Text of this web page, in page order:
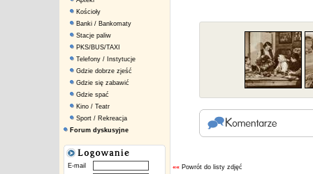
Kościoły
Banki / Bankomaty
Stacje paliw
PKS/BUS/TAXI
Telefony / Instytucje
Gdzie dobrze zjeść
Gdzie się zabawić
Gdzie spać
Kino / Teatr
Sport / Rekreacja
Forum dyskusyjne
E-mail
«« Powrót do listy zdjęć